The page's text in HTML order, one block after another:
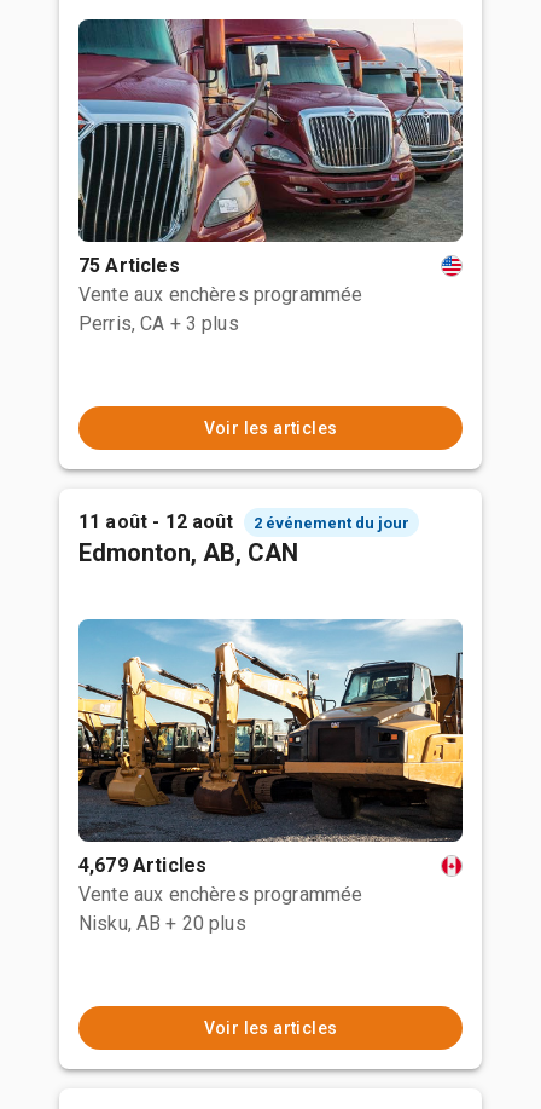
75 Articles
Vente aux enchères programmée
Perris, CA + 3 plus
Voir les articles
11 août - 12 août 2 événement du jour
Edmonton, AB, CAN
4,679 Articles
Vente aux enchères programmée
Nisku, AB + 20 plus
Voir les articles